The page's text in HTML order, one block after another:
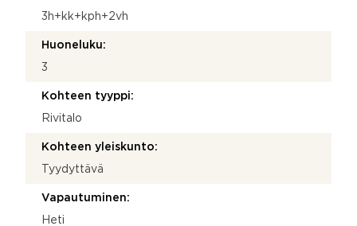
3h+kk+kph+2vh
Huoneluku:
3
Kohteen tyyppi:
Rivitalo
Kohteen yleiskunto:
Tyydyttävä
Vapautuminen:
Heti